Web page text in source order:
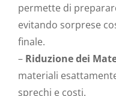
permette di
evitando sorprese
finale.
– Riduzione dei
materiali
sprechi e costi.